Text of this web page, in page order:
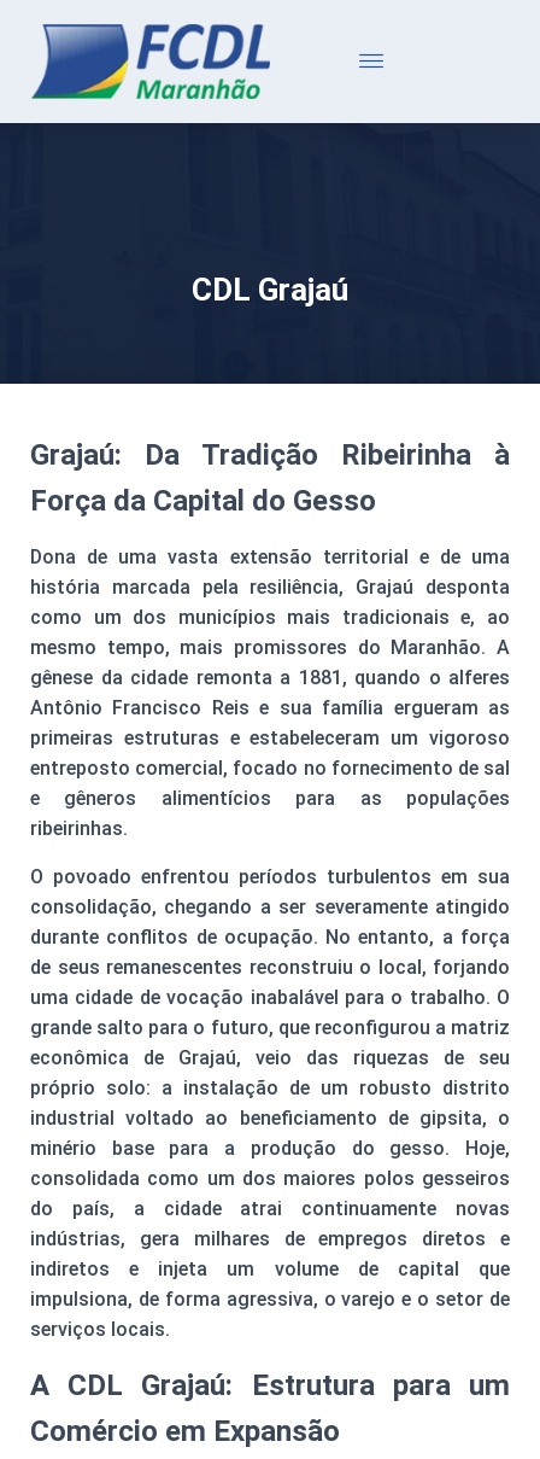
CDL Grajaú
Grajaú: Da Tradição Ribeirinha à
Força da Capital do Gesso
Dona de uma vasta extensão territorial e de uma
história marcada pela resiliência, Grajaú desponta
como um dos municípios mais tradicionais e, ao
mesmo tempo, mais promissores do Maranhão. A
gênese da cidade remonta a 1881, quando o alferes
Antônio Francisco Reis e sua família ergueram as
primeiras estruturas e estabeleceram um vigoroso
entreposto comercial, focado no fornecimento de sal
e gêneros alimentícios para as populações
ribeirinhas.
O povoado enfrentou períodos turbulentos em sua
consolidação, chegando a ser severamente atingido
durante conflitos de ocupação. No entanto, a força
de seus remanescentes reconstruiu o local, forjando
uma cidade de vocação inabalável para o trabalho. O
grande salto para o futuro, que reconfigurou a matriz
econômica de Grajaú, veio das riquezas de seu
próprio solo: a instalação de um robusto distrito
industrial voltado ao beneficiamento de gipsita, o
minério base para a produção do gesso. Hoje,
consolidada como um dos maiores polos gesseiros
do país, a cidade atrai continuamente novas
indústrias, gera milhares de empregos diretos e
indiretos e injeta um volume de capital que
impulsiona, de forma agressiva, o varejo e o setor de
serviços locais.
A CDL Grajaú: Estrutura para um
Comércio em Expansão